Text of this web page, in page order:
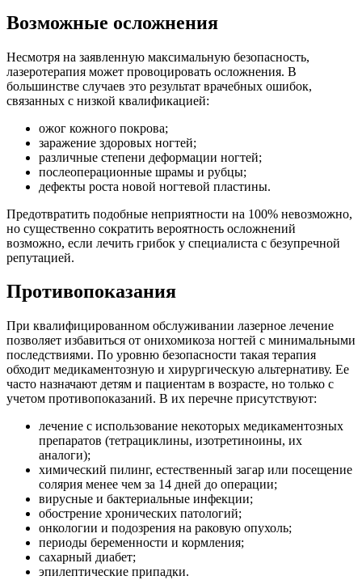
Возможные осложнения
Несмотря на заявленную максимальную безопасность,
лазеротерапия может провоцировать осложнения. В
большинстве случаев это результат врачебных ошибок,
связанных с низкой квалификацией:
ожог кожного покрова;
заражение здоровых ногтей;
различные степени деформации ногтей;
послеоперационные шрамы и рубцы;
дефекты роста новой ногтевой пластины.
Предотвратить подобные неприятности на 100% невозможно,
но существенно сократить вероятность осложнений
возможно, если лечить грибок у специалиста с безупречной
репутацией.
Противопоказания
При квалифицированном обслуживании лазерное лечение
позволяет избавиться от онихомикоза ногтей с минимальными
последствиями. По уровню безопасности такая терапия
обходит медикаментозную и хирургическую альтернативу. Ее
часто назначают детям и пациентам в возрасте, но только с
учетом противопоказаний. В их перечне присутствуют:
лечение с использование некоторых медикаментозных
препаратов (тетрациклины, изотретиноины, их
аналоги);
химический пилинг, естественный загар или посещение
солярия менее чем за 14 дней до операции;
вирусные и бактериальные инфекции;
обострение хронических патологий;
онкологии и подозрения на раковую опухоль;
периоды беременности и кормления;
сахарный диабет;
эпилептические припадки.